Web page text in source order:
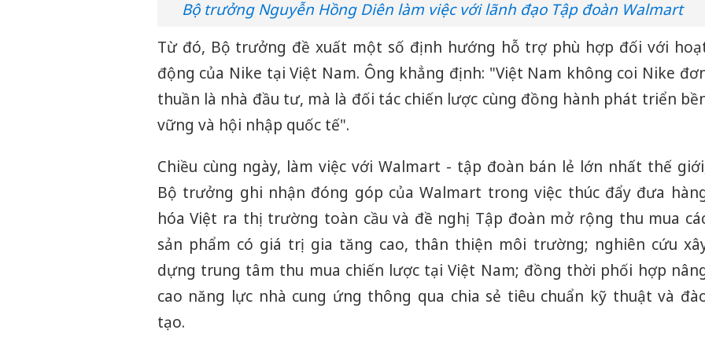
Bộ trưởng Nguyễn Hồng Diên làm việc với lãnh đạo Tập đoàn Walmart
Từ đó, Bộ trưởng đề xuất một số định hướng hỗ trợ phù hợp đối với
động của Nike tại Việt Nam. Ông khẳng định: "Việt Nam không coi Nike
thuần là nhà đầu tư, mà là đối tác chiến lược cùng đồng hành phát triển
vững và hội nhập quốc tế".
Chiều cùng ngày, làm việc với Walmart - tập đoàn bán lẻ lớn nhất thế
Bộ trưởng ghi nhận đóng góp của Walmart trong việc thúc đẩy đưa
hóa Việt ra thị trường toàn cầu và đề nghị Tập đoàn mở rộng thu mua
sản phẩm có giá trị gia tăng cao, thân thiện môi trường; nghiên cứu
dựng trung tâm thu mua chiến lược tại Việt Nam; đồng thời phối hợp
cao năng lực nhà cung ứng thông qua chia sẻ tiêu chuẩn kỹ thuật và
tạo.